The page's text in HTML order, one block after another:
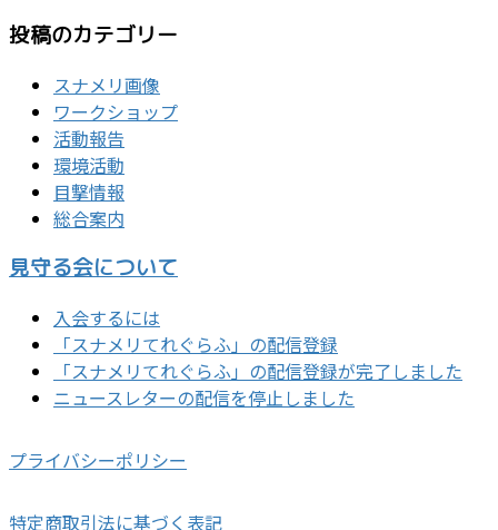
投稿のカテゴリー
スナメリ画像
ワークショップ
活動報告
環境活動
目撃情報
総合案内
見守る会について
入会するには
「スナメリてれぐらふ」の配信登録
「スナメリてれぐらふ」の配信登録が完了しました
ニュースレターの配信を停止しました
プライバシーポリシー
特定商取引法に基づく表記